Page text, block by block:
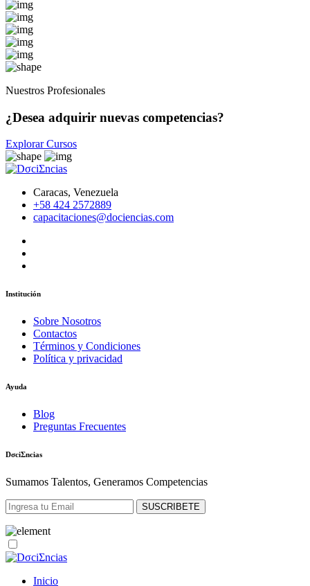
Nuestros Profesionales
¿Desea adquirir nuevas competencias?
Explorar Cursos
Caracas, Venezuela
+58 424 2572889
capacitaciones@dociencias.com
Institución
Sobre Nosotros
Contactos
Términos y Condiciones
Política y privacidad
Ayuda
Blog
Preguntas Frecuentes
DσciΣncias
Sumamos Talentos, Generamos Competencias
SUSCRIBETE
Inicio